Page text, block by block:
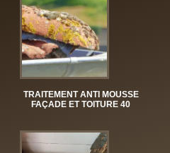
TRAITEMENT ANTI MOUSSE
FAÇADE ET TOITURE 40